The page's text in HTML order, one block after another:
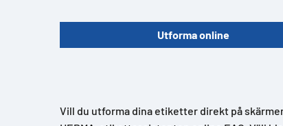
Utforma online
Vill du utforma dina etiketter direkt på